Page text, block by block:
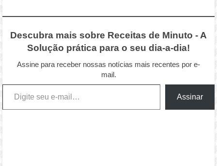
Descubra mais sobre Receitas de Minuto - A
Solução prática para o seu dia-a-dia!
Assine para receber nossas notícias mais recentes por e-
mail.
Digite seu e-mail…
Assinar